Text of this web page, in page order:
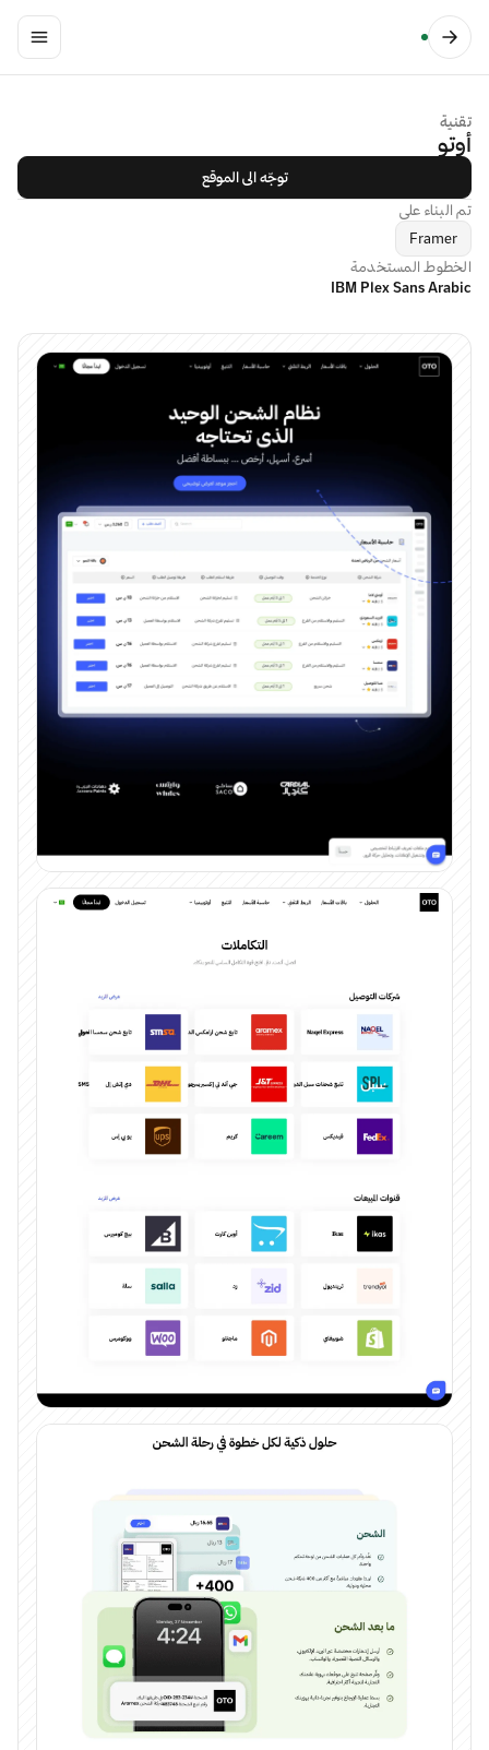
تقنية
أوتو
توجّه الى الموقع
تم البناء على
Framer
الخطوط المستخدمة
IBM Plex Sans Arabic